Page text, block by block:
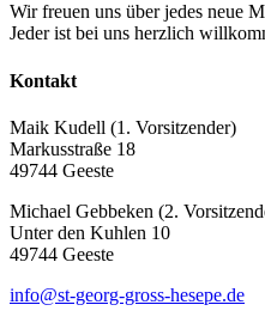
Wir freuen uns über jedes neue
Jeder ist bei uns herzlich
Kontakt
Maik Kudell (1. Vorsitzender)
Markusstraße 18
49744 Geeste
Michael Gebbeken (2.
Unter den Kuhlen 10
49744 Geeste
info@st-georg-gross-hesepe.de